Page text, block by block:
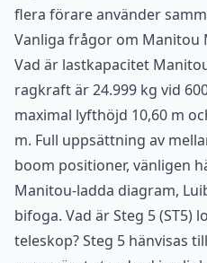
flera förare använder
Vanliga frågor om Manitou
Vad är lastkapacitet
ragkraft är 24.999 kg vid
maximal lyfthöjd 10,60 m
m. Full uppsättning av
boom positioner, vänligen
Manitou-ladda diagram,
bifoga. Vad är Steg 5 (ST5)
teleskop? Steg 5 hänvisas